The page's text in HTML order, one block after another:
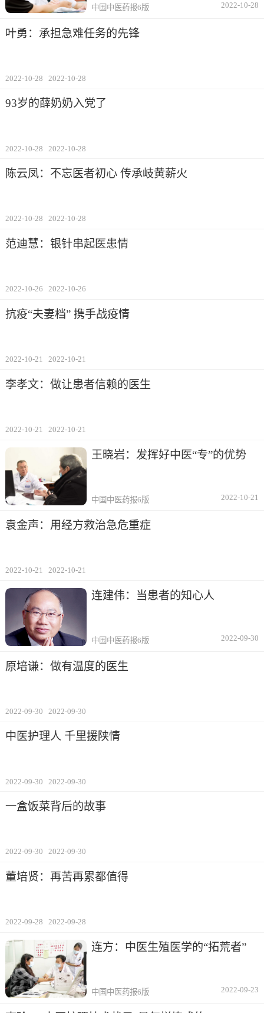
中国中医药报6版 2022-10-28
叶勇：承担急难任务的先锋
2022-10-28 2022-10-28
93岁的薛奶奶入党了
2022-10-28 2022-10-28
陈云凤：不忘医者初心 传承岐黄薪火
2022-10-28 2022-10-28
范迪慧：银针串起医患情
2022-10-26 2022-10-26
抗疫“夫妻档” 携手战疫情
2022-10-21 2022-10-21
李孝文：做让患者信赖的医生
2022-10-21 2022-10-21
王晓岩：发挥好中医“专”的优势
中国中医药报6版 2022-10-21
袁金声：用经方救治急危重症
2022-10-21 2022-10-21
连建伟：当患者的知心人
中国中医药报6版 2022-09-30
原培谦：做有温度的医生
2022-09-30 2022-09-30
中医护理人 千里援陕情
2022-09-30 2022-09-30
一盒饭菜背后的故事
2022-09-30 2022-09-30
董培贤：再苦再累都值得
2022-09-28 2022-09-28
连方：中医生殖医学的“拓荒者”
中国中医药报6版 2022-09-23